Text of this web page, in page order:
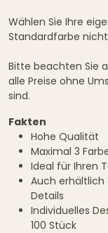
Wählen Sie Ihre
Standardfarbe
Bitte beachten Sie
alle Preise ohne
sind.
Fakten
Hohe Qualität
Maximal 3
Ideal für Ihren
Auch erhältlich
Details
Individuelles
100 Stück